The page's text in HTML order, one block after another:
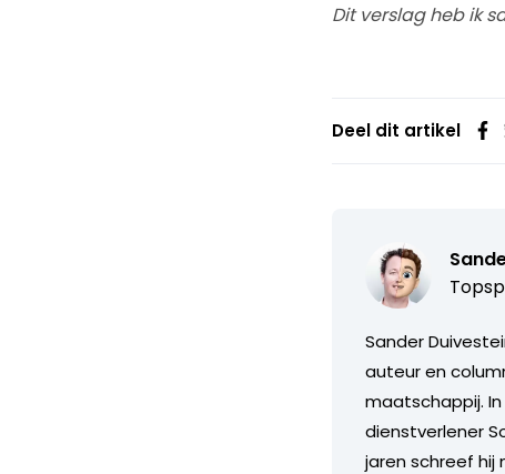
Dit verslag heb ik
Deel dit artikel
Sander
auteur en
maatschappij.
dienstverlener
jaren schreef hij